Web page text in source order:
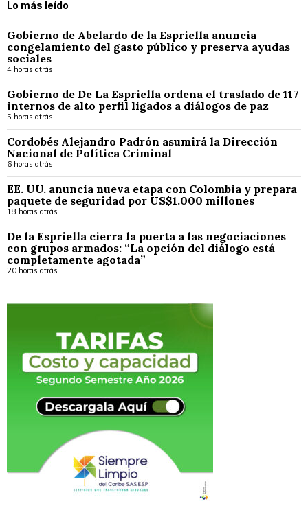
Lo más leído
Gobierno de Abelardo de la Espriella anuncia
congelamiento del gasto público y preserva ayudas
sociales
4 horas atrás
Gobierno de De La Espriella ordena el traslado de 117
internos de alto perfil ligados a diálogos de paz
5 horas atrás
Cordobés Alejandro Padrón asumirá la Dirección
Nacional de Política Criminal
6 horas atrás
EE. UU. anuncia nueva etapa con Colombia y prepara
paquete de seguridad por US$1.000 millones
18 horas atrás
De la Espriella cierra la puerta a las negociaciones
con grupos armados: “La opción del diálogo está
completamente agotada”
20 horas atrás